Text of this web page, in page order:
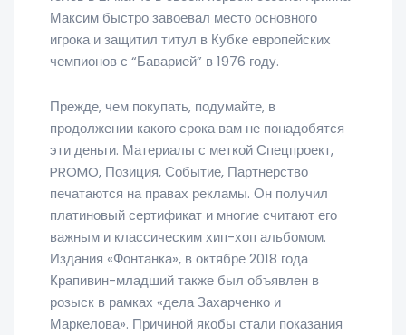
Максим быстро завоевал место основного
игрока и защитил титул в Кубке европейских
чемпионов с “Баварией” в 1976 году.
Прежде, чем покупать, подумайте, в
продолжении какого срока вам не понадобятся
эти деньги. Материалы с меткой Спецпроект,
PROMO, Позиция, Событие, Партнерство
печатаются на правах рекламы. Он получил
платиновый сертификат и многие считают его
важным и классическим хип-хоп альбомом.
Издания «Фонтанка», в октябре 2018 года
Крапивин-младший также был объявлен в
розыск в рамках «дела Захарченко и
Маркелова». Причиной якобы стали показания